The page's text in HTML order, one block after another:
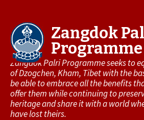
Zangdok
Programme
Zangdok Palri Programme seeks to
of Dzogchen, Kham, Tibet with the
be able to embrace all the benefits
offer them while continuing to
heritage and share it with a world
have lost theirs.